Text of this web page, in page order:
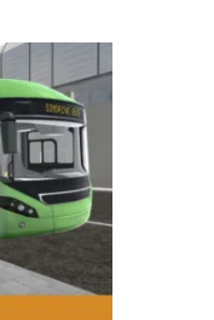
auf.
Die
Optionen
können
auf
der
Produktseite